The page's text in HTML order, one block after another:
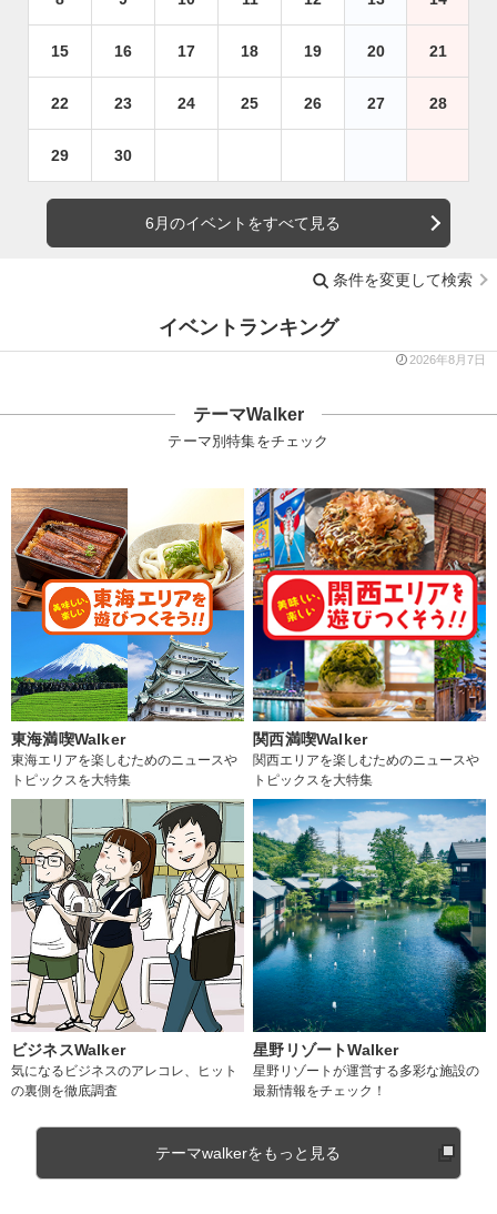
15 16 17 18 19 20 21
22 23 24 25 26 27 28
29 30
6月のイベントをすべて見る
条件を変更して検索
イベントランキング
2026年8月7日
テーマWalker
テーマ別特集をチェック
東海満喫Walker
東海エリアを楽しむためのニュースや
トピックスを大特集
関西満喫Walker
関西エリアを楽しむためのニュースや
トピックスを大特集
ビジネスWalker
気になるビジネスのアレコレ、ヒット
の裏側を徹底調査
星野リゾートWalker
星野リゾートが運営する多彩な施設の
最新情報をチェック！
テーマwalkerをもっと見る